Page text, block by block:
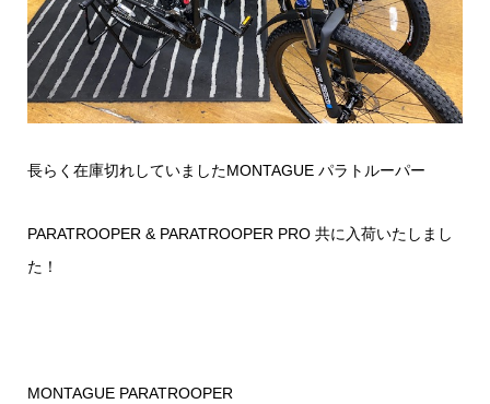
長らく在庫切れしていましたMONTAGUE パラトルーパー
PARATROOPER & PARATROOPER PRO 共に入荷いたしまし
た！
MONTAGUE PARATROOPER